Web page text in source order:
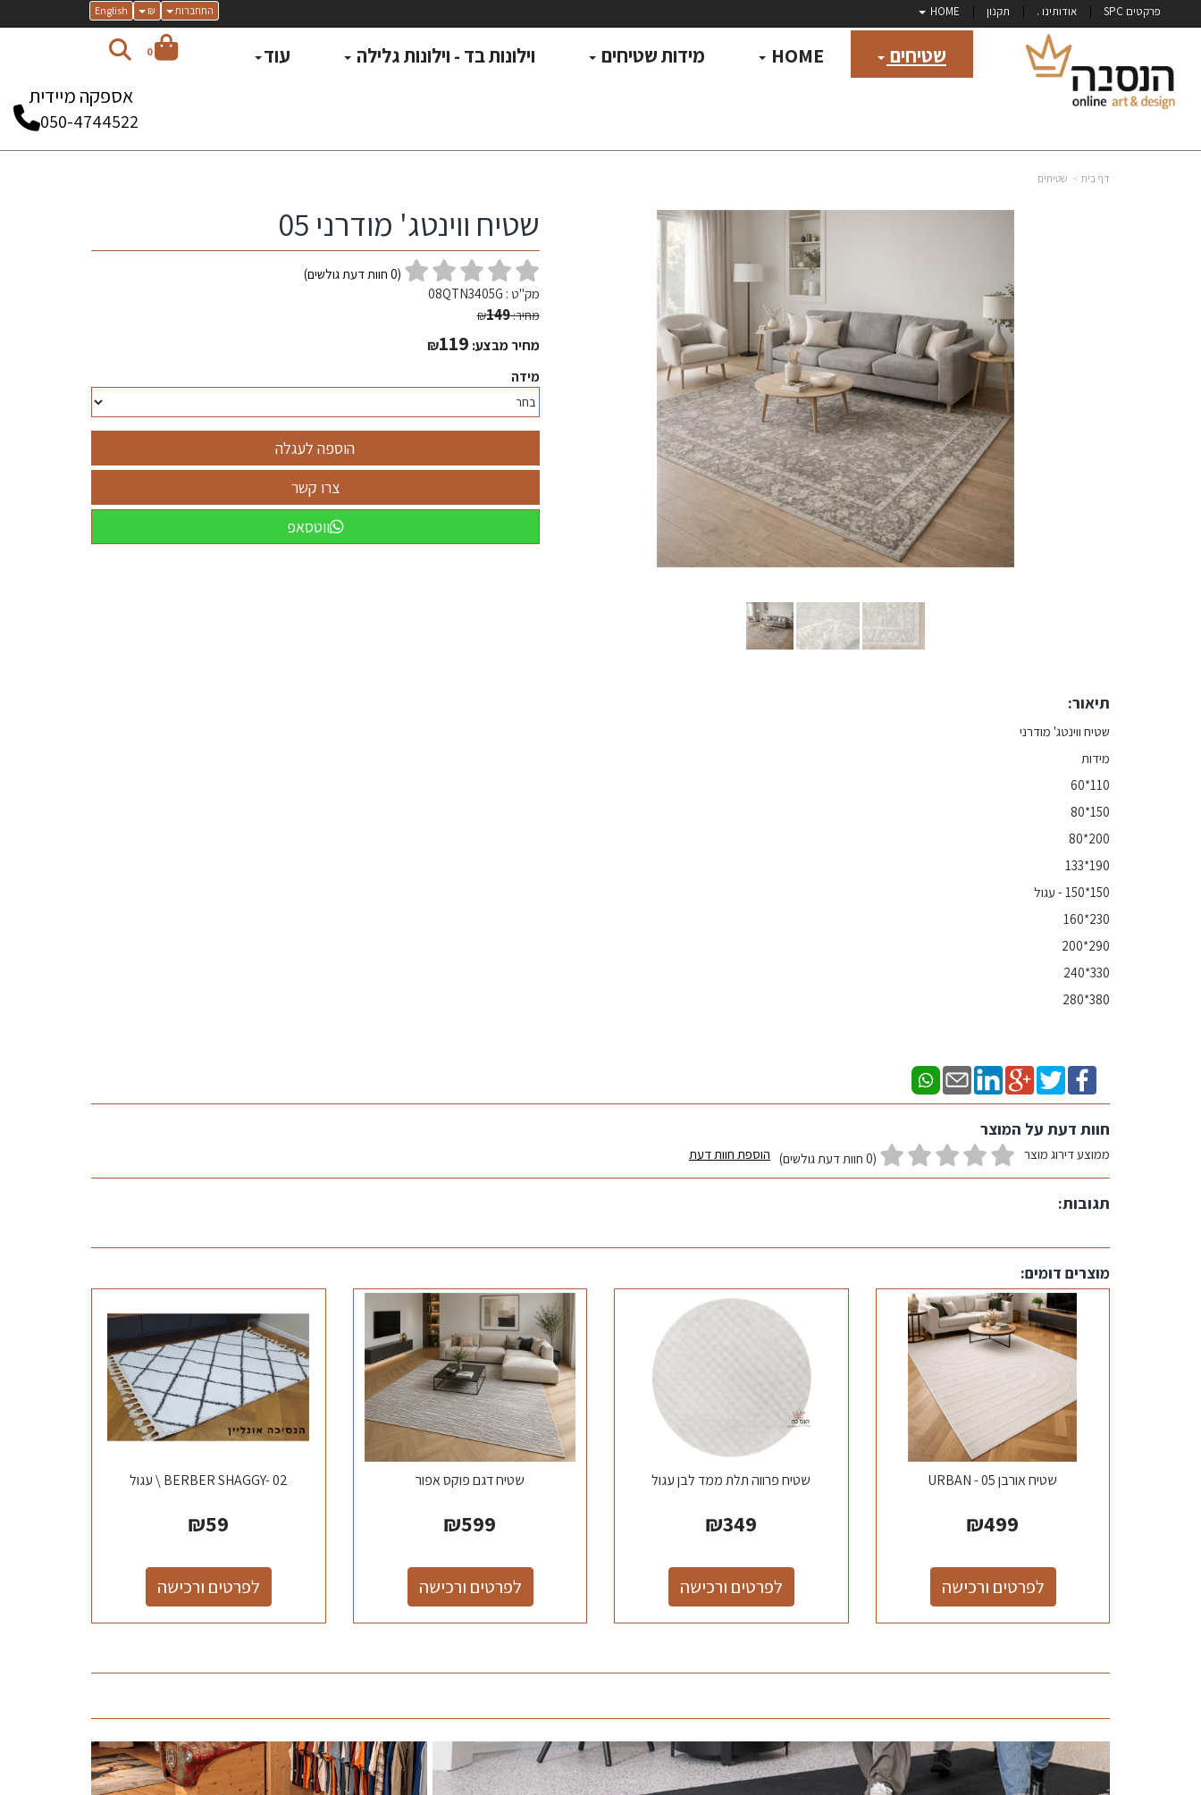
התחברות English ₪ פרקטים SPC אודותינו . תקנון HOME
שטיחים HOME מידות שטיחים וילונות בד - וילונות גלילה עוד 0
אספקה מיידית
050-4744522
דף בית שטיחים
שטיח ווינטג' מודרני 05
(
0 חוות דעת גולשים)
מק"ט : 08QTN3405G
מחיר: ₪149
מחיר מבצע: ₪119
מידה
ווטסאפ
תיאור:
שטיח ווינטג' מודרני
מידות
110*60
150*80
200*80
190*133
150*150 - עגול
230*160
290*200
330*240
380*280
חוות דעת על המוצר
ממוצע דירוג מוצר (0 חוות דעת גולשים) הוספת חוות דעת
תגובות:
מוצרים דומים:
שטיח אורבן 05 - URBAN
₪499
לפרטים ורכישה
שטיח פרווה תלת ממד לבן עגול
₪349
לפרטים ורכישה
שטיח דגם פוקס אפור
₪599
לפרטים ורכישה
BERBER SHAGGY- 02 \ עגול
₪59
לפרטים ורכישה